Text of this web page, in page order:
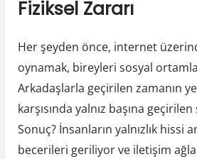
Fiziksel Zararı
Her şeyden önce, internet
oynamak, bireyleri sosyal
Arkadaşlarla geçirilen zamanın
karşısında yalnız başına
Sonuç? İnsanların yalnızlık hissi
becerileri geriliyor ve iletişim